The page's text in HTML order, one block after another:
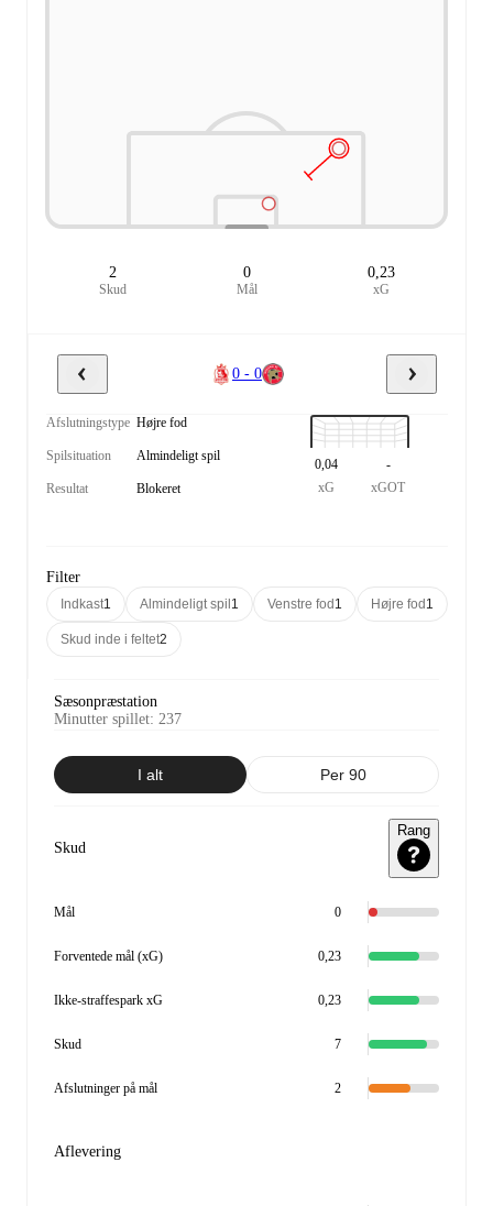
2
Skud
0
Mål
0,23
xG
0 - 0
Afslutningstype Højre fod
Spilsituation Almindeligt spil
Resultat Blokeret
0,04
xG
-
xGOT
Filter
Indkast1 Almindeligt spil1 Venstre fod1 Højre fod1
Skud inde i feltet2
Sæsonpræstation
Minutter spillet: 237
I alt Per 90
Skud
Rang
Mål 0
Forventede mål (xG) 0,23
Ikke-straffespark xG 0,23
Skud 7
Afslutninger på mål 2
Aflevering